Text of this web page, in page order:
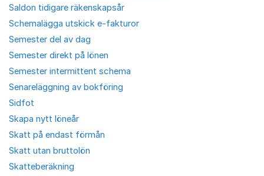
Saldon tidigare räkenskapsår
Schemalägga utskick e-fakturor
Semester del av dag
Semester direkt på lönen
Semester intermittent schema
Senareläggning av bokföring
Sidfot
Skapa nytt löneår
Skatt på endast förmån
Skatt utan bruttolön
Skatteberäkning